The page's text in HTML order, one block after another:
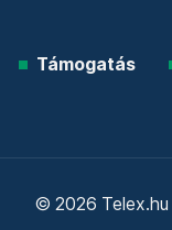
Támogatás
© 2026 Telex.hu